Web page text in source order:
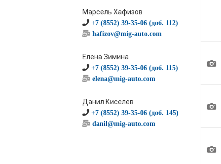
Марсель Хафизов
+7 (8552) 39-35-06 (доб. 112)
hafizov@mig-auto.com
Елена Зимина
+7 (8552) 39-35-06 (доб. 115)
elena@mig-auto.com
Данил Киселев
+7 (8552) 39-35-06 (доб. 145)
danil@mig-auto.com
1
1
1